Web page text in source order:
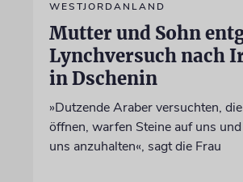
WESTJORDANLAND
Mutter und Sohn
Lynchversuch nach
in Dschenin
»Dutzende Araber versuchten,
öffnen, warfen Steine auf uns
uns anzuhalten«, sagt die Frau